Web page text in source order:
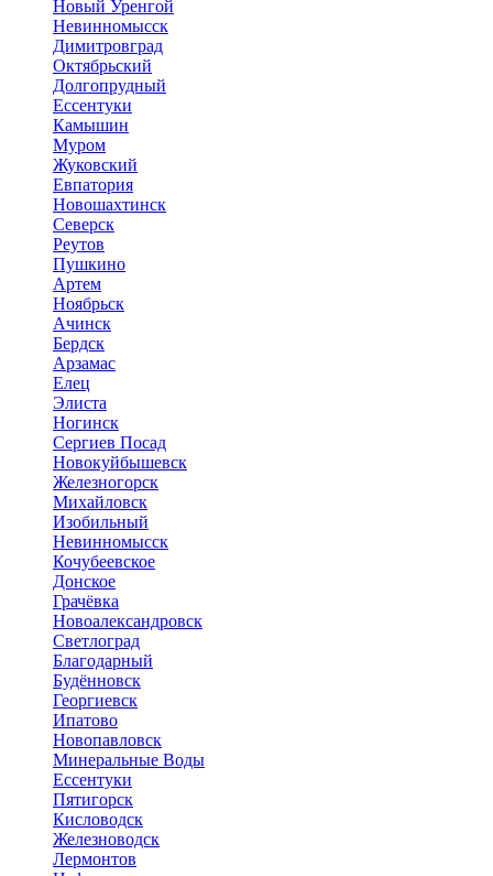
Новый Уренгой
Невинномысск
Димитровград
Октябрьский
Долгопрудный
Ессентуки
Камышин
Муром
Жуковский
Евпатория
Новошахтинск
Северск
Реутов
Пушкино
Артем
Ноябрьск
Ачинск
Бердск
Арзамас
Елец
Элиста
Ногинск
Сергиев Посад
Новокуйбышевск
Железногорск
Михайловск
Изобильный
Невинномысск
Кочубеевское
Донское
Грачёвка
Новоалександровск
Светлоград
Благодарный
Будённовск
Георгиевск
Ипатово
Новопавловск
Минеральные Воды
Ессентуки
Пятигорск
Кисловодск
Железноводск
Лермонтов